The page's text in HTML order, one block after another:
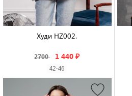
Худи HZ002.
2700 1 440 ₽
42-46